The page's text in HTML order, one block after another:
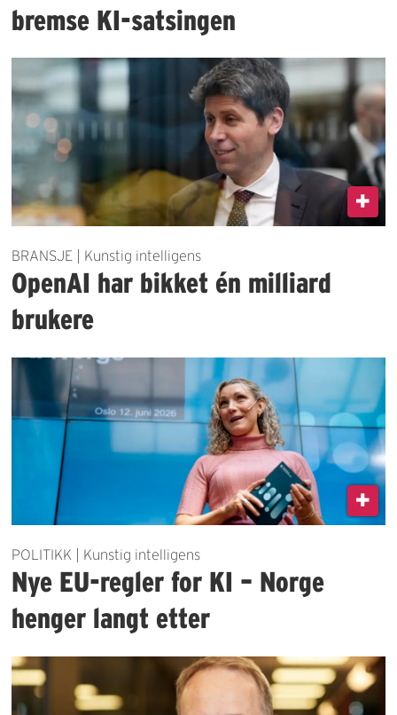
bremse KI-satsingen
BRANSJE | Kunstig intelligens
OpenAI har bikket én milliard
brukere
POLITIKK | Kunstig intelligens
Nye EU-regler for KI – Norge
henger langt etter